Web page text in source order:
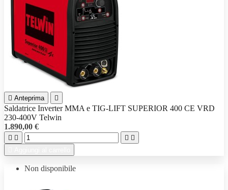
 Anteprima 
Saldatrice Inverter MMA e TIG-LIFT SUPERIOR 400 CE VRD
230-400V Telwin
1.890,00 €
   
Non disponibile